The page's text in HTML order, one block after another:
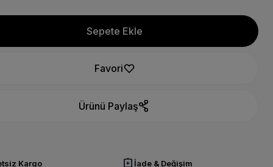
Sepete Ekle
Favori
Ürünü Paylaş
Kargo assignment_return İade & Değişim